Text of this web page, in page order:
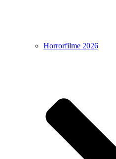
Horrorfilme 2026